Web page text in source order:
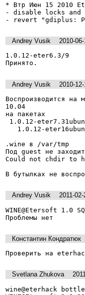
* Втр Июн 15 2010
- disable locks
Andrey Vusik
2010-
1.0.12-eter6.3/9
Принято.
Andrey Vusik
2010-
Воспроизводится на
10.04
на пакетах
.wine в /var/tmp
Под guest не
Could not chdir to
В бутылках не
Andrey Vusik
2011-
WINE@Etersoft 1.0
Проблемы нет
Константин Кондратюк
Проверить на
Svetlana Zhukova
wine@eterhack